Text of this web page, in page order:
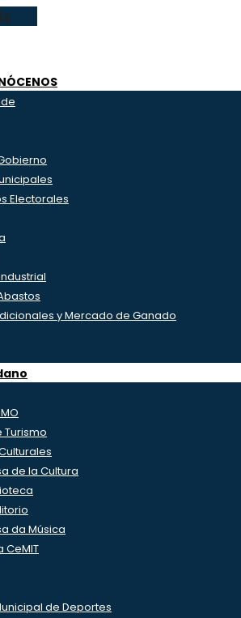
Electorales
y Mercado de Ganado
Turismo
de la Cultura
da Música
CeMIT
de Deportes